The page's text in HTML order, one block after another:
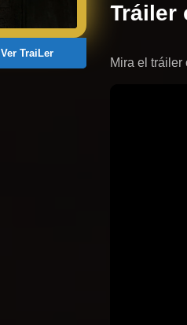
Ver TraiLer
Tráiler
Mira el tráiler